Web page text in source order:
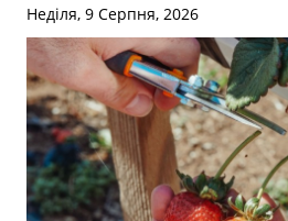
Неділя, 9 Серпня, 2026